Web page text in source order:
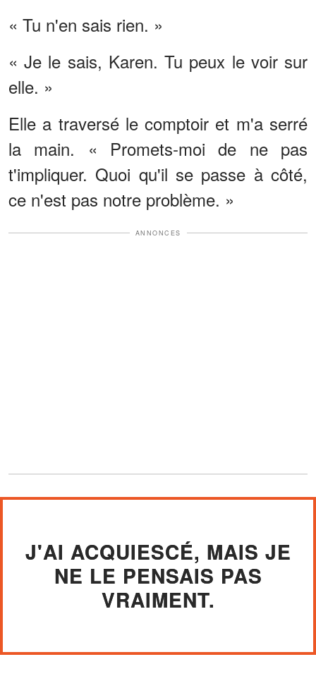
« Tu n'en sais rien. »
« Je le sais, Karen. Tu peux le voir sur
elle. »
Elle a traversé le comptoir et m'a serré
la main. « Promets-moi de ne pas
t'impliquer. Quoi qu'il se passe à côté,
ce n'est pas notre problème. »
ANNONCES
J'AI ACQUIESCÉ, MAIS JE
NE LE PENSAIS PAS
VRAIMENT.